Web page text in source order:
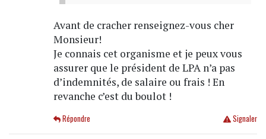
Avant de cracher renseignez-vous cher
Monsieur!
Je connais cet organisme et je peux vous
assurer que le président de LPA n’a pas
d’indemnités, de salaire ou frais ! En
revanche c’est du boulot !
Signaler
Répondre